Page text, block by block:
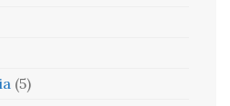
(5)